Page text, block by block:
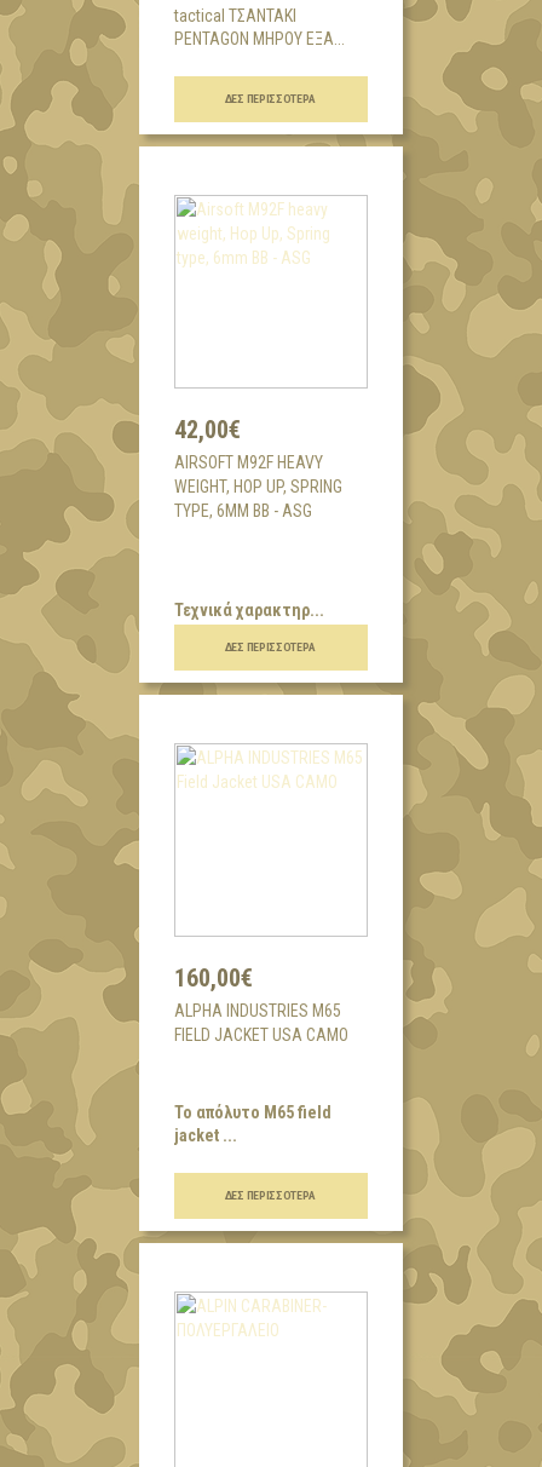
tactical ΤΣΑΝΤΑΚΙ
PENTAGON ΜΗΡΟΥ ΕΞΑ...
ΔΕΣ ΠΕΡΙΣΣΌΤΕΡΑ
42,00€
AIRSOFT M92F HEAVY
WEIGHT, HOP UP, SPRING
TYPE, 6MM BB - ASG
Τεχνικά χαρακτηρ...
ΔΕΣ ΠΕΡΙΣΣΌΤΕΡΑ
160,00€
ALPHA INDUSTRIES M65
FIELD JACKET USA CAMO
Το απόλυτο Μ65 field
jacket ...
ΔΕΣ ΠΕΡΙΣΣΌΤΕΡΑ